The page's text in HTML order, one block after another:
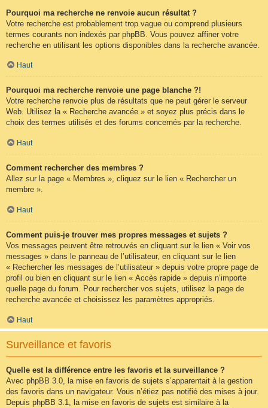
Pourquoi ma recherche ne renvoie aucun résultat ?
Votre recherche est probablement trop vague ou comprend plusieurs
termes courants non indexés par phpBB. Vous pouvez affiner votre
recherche en utilisant les options disponibles dans la recherche avancée.
Haut
Pourquoi ma recherche renvoie une page blanche ?!
Votre recherche renvoie plus de résultats que ne peut gérer le serveur
Web. Utilisez la « Recherche avancée » et soyez plus précis dans le
choix des termes utilisés et des forums concernés par la recherche.
Haut
Comment rechercher des membres ?
Allez sur la page « Membres », cliquez sur le lien « Rechercher un
membre ».
Haut
Comment puis-je trouver mes propres messages et sujets ?
Vos messages peuvent être retrouvés en cliquant sur le lien « Voir vos
messages » dans le panneau de l’utilisateur, en cliquant sur le lien
« Rechercher les messages de l’utilisateur » depuis votre propre page de
profil ou bien en cliquant sur le lien « Accès rapide » depuis n’importe
quelle page du forum. Pour rechercher vos sujets, utilisez la page de
recherche avancée et choisissez les paramètres appropriés.
Haut
Surveillance et favoris
Quelle est la différence entre les favoris et la surveillance ?
Avec phpBB 3.0, la mise en favoris de sujets s’apparentait à la gestion
des favoris dans un navigateur. Vous n’étiez pas notifié des mises à jour.
Depuis phpBB 3.1, la mise en favoris de sujets est similaire à la